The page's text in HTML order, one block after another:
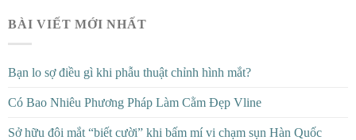
BÀI VIẾT MỚI NHẤT
Bạn lo sợ điều gì khi phẫu thuật chỉnh hình mắt?
Có Bao Nhiêu Phương Pháp Làm Cằm Đẹp Vline
Sở hữu đôi mắt “biết cười” khi bấm mí vi chạm sụn Hàn Quốc